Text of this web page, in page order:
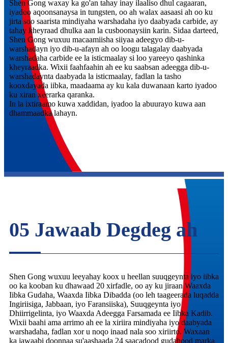
Shen Gong waxay ka go'an tahay inay ilaaliso dhul cagaaran,
iyadoo aqoonsanaysa in tungsten, oo ah walax aasaasi ah oo ku
jirta soo saarista mindiyaha warshadaha iyo daabyada carbide, ay
tahay kheyraad dhulka aan la cusboonaysiin karin. Sidaa darteed,
Shen Gong wuxuu macaamiisha siiyaa adeegyo dib-u-
warshadayn iyo dib-u-afayn ah oo loogu talagalay daabyada
warshadaha carbide ee la isticmaalay si loo yareeyo qashinka
kheyraadka. Wixii faahfaahin ah ee ku saabsan adeegga dib-u-
warshadaynta daabyada la isticmaalay, fadlan la tasho
kooxdayada iibka, maadaama ay ku kala duwanaan karto iyadoo
ku xiran xeerarka qaranka.
In la ixtiraamo kuwa xaddidan, iyadoo la abuurayo kuwa aan
dhammaadka lahayn.
05 Jawaab Degdeg ah
Shen Gong wuxuu leeyahay koox u heellan suuqgeynta iyo iibka
oo ka kooban ku dhawaad ​​20 xirfadle, oo ay ku jiraan Waaxda
Iibka Gudaha, Waaxda Iibka Dibadda (oo leh taageerada luqadda
Ingiriisiga, Jabbaan, iyo Faransiiska), Suuqgeynta iyo
Dhiirrigelinta, iyo Waaxda Adeegga Farsamada ee Iibka Kadib.
Wixii baahi ama arrimo ah ee la xiriira mindiyaha iyo daabyada
warshadaha, fadlan xor u noqo inaad nala soo xiriirto. Waxaan
ka jawaabi doonnaa su'aashaada 24 saacadood gudahood marka